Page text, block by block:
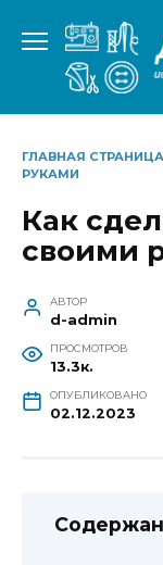
содержанию
ГЛАВНАЯ СТРАНИЦА
РУКАМИ
Как
своими
АВТОР
d-admin
ПРОСМОТРОВ
13.3к.
ОПУБЛИКОВАНО
02.12.2023